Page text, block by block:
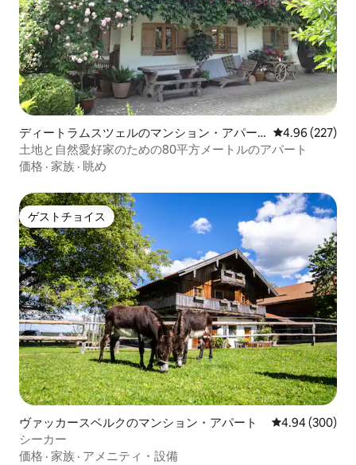
ディートラムスツェルのマンション・アパー
ト
レビュー227
4.96 (227)
土地と自然愛好家のための80平方メートルのアパート
価格 · 家族 · 眺め
ゲストチョイス
ゲストチョイス
ヴァッカースベルクのマンション・アパート レビュー300
4.94 (300)
シーカー
価格 · 家族 · アメニティ・設備